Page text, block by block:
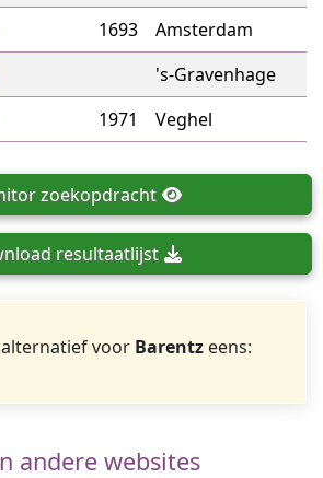
1693
Amsterdam
's-Gravenhage
1971 Veghel
zoekopdracht
resultaatlijst
voor Barentzeens:
andere websites